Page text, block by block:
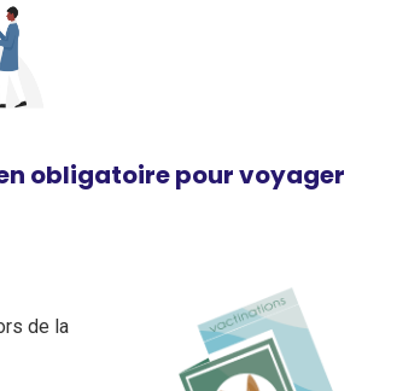
obligatoire pour voyager
de la